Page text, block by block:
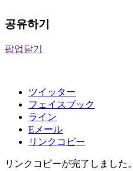
공유하기
팝업닫기
ツイッター
フェイスブック
ライン
Eメール
リンクコピー
リンクコピーが完了しました。